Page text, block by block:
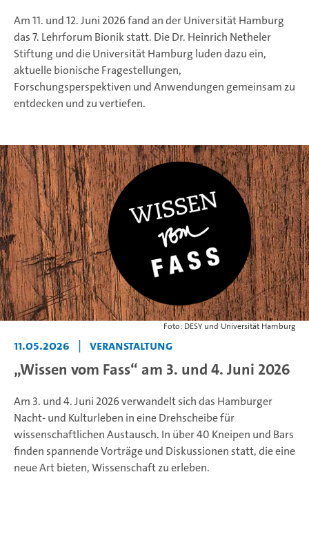
Am 11. und 12. Juni 2026 fand an der Universität Hamburg
das 7. Lehrforum Bionik statt. Die Dr. Heinrich Netheler
Stiftung und die Universität Hamburg luden dazu ein,
aktuelle bionische Fragestellungen,
Forschungsperspektiven und Anwendungen gemeinsam zu
entdecken und zu vertiefen.
Foto: DESY und Universität Hamburg
11.05.2026 | Veranstaltung
„Wissen vom Fass“ am 3. und 4. Juni 2026
Am 3. und 4. Juni 2026 verwandelt sich das Hamburger
Nacht- und Kulturleben in eine Drehscheibe für
wissenschaftlichen Austausch. In über 40 Kneipen und Bars
finden spannende Vorträge und Diskussionen statt, die eine
neue Art bieten, Wissenschaft zu erleben.